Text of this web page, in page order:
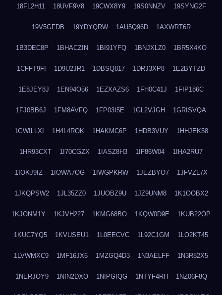
18FL2H11 18UVF9V8 19CWX8Y9 19S0NNZV 19SYNG2F
19V5GFDB 19YDYQRW 1AU5Q96D 1AXWRT6R
1B3DEC8P 1BHACZIN 1BI91YFQ 1BNJXLZ0 1BR5X4KO
1CFFT9FI 1D9U2JR1 1DBSQ817 1DRJ3XP8 1E2BYTZD
1E8JEY8J 1EN94O56 1EZXAZS6 1FH0C41J 1FIP186C
1FJ0BB6J 1FM8AVFQ 1FP03I5E 1GL2VJGH 1GRISVQA
1GWILLXI 1H4L4ROK 1HAKMC6P 1HDB3VUY 1HHJEK58
1HR93CXT 1I70CGZX 1IASZ8H3 1IF86W04 1IHA2RU7
1IOKJ9IZ 1IOWA7OG 1IWGPKRW 1JEZBYO7 1JFVZL7X
1JKQPSW2 1JL35ZZ0 1JUOBZ9U 1JZ9UNM8 1K1OOBX2
1KJONM1Y 1KJVH227 1KMG68BO 1KQW0D9E 1KUB22OP
1KUC7YQ5 1KVUSEU1 1L0EECVC 1L92C1GM 1LO2KT45
1LVWMXC9 1MF16JX6 1MZGQ4D3 1N3AELFF 1N3R82X5
1NERJOY9 1NIN2DXO 1NIPGIQG 1NTYF4RH 1NZ06F8Q